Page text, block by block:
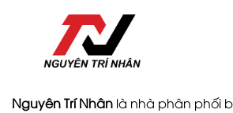
Nguyên Trí Nhân là nhà phân phối